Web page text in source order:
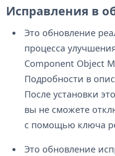
Исправления в
Это обновление
процесса
Component Object
Подробности в
После установки
вы не сможете
с помощью ключа
Это обновление